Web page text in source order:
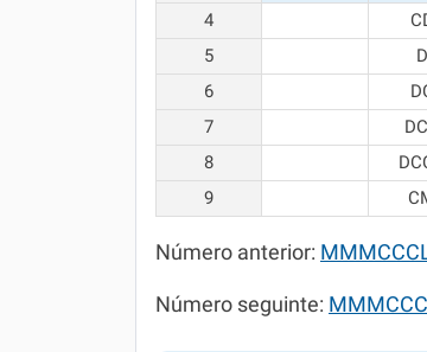
4
5
D
6
7
8
9
Número anterior:
Número seguinte: